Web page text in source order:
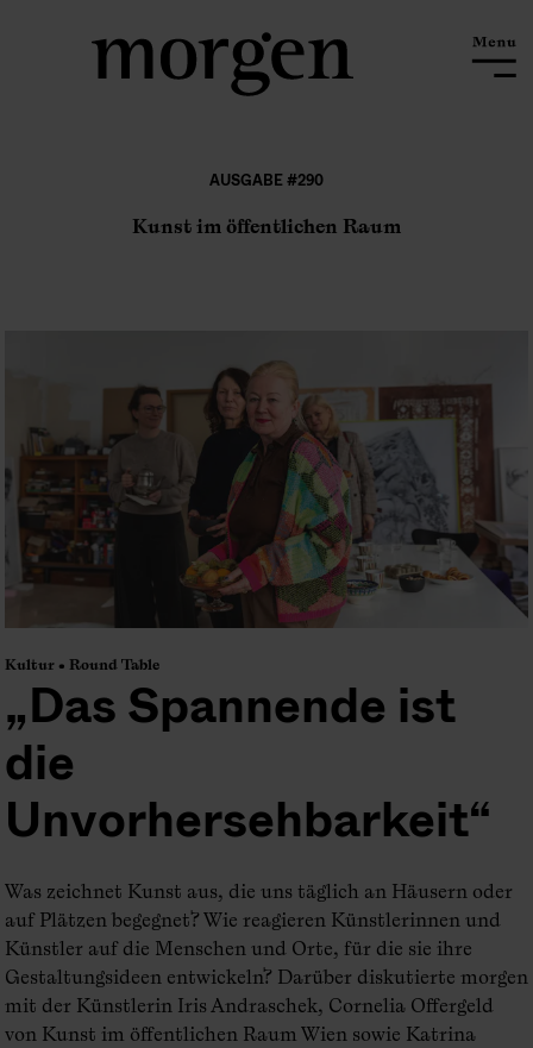
AUSGABE #290
Kunst im öffentlichen Raum
Kultur • Round Table
„Das Spannende ist
die
Unvorhersehbarkeit“
Was zeichnet Kunst aus, die uns täglich an Häusern oder
auf Plätzen begegnet? Wie reagieren Künstlerinnen und
Künstler auf die Menschen und Orte, für die sie ihre
Gestaltungsideen entwickeln? Darüber diskutierte morgen
mit der Künstlerin Iris Andraschek, Cornelia Offergeld
von Kunst im öffentlichen Raum Wien sowie Katrina